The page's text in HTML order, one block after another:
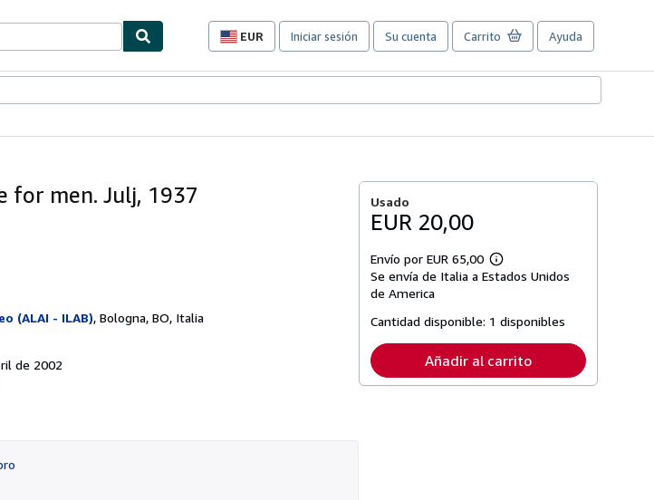
EUR
Preferencias
compra
sitio.
Iniciar sesión Su cuenta Carrito Ayuda
for men. Julj, 1937
(ALAI - ILAB), Bologna, BO, Italia
de 2002
Usado
EUR 20,00
Envío por EUR 65,00
Más
información
tarifas
envío
Se envía de Italia a Estados Unidos
de America
Cantidad disponible: 1 disponibles
Añadir al carrito